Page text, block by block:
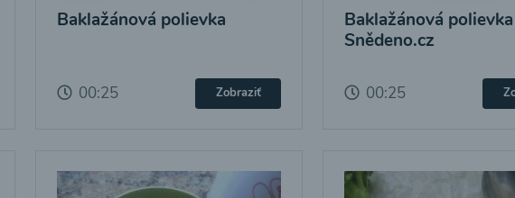
Baklažánová polievka
00:25 Zobraziť
Baklažánová
Snědeno.cz
00:25